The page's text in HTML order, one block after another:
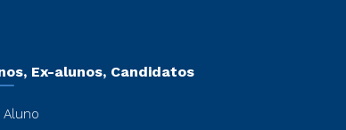
Ex-alunos, Candidatos
Aluno